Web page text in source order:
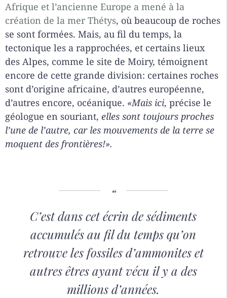
Afrique et l’ancienne Europe a mené à la
création de la mer Thétys, où beaucoup de roches
se sont formées. Mais, au fil du temps, la
tectonique les a rapprochées, et certains lieux
des Alpes, comme le site de Moiry, témoignent
encore de cette grande division: certaines roches
sont d’origine africaine, d’autres européenne,
d’autres encore, océanique. «Mais ici, précise le
géologue en souriant, elles sont toujours proches
l’une de l’autre, car les mouvements de la terre se
moquent des frontières!».
C’est dans cet écrin de sédiments
accumulés au fil du temps qu’on
retrouve les fossiles d’ammonites et
autres êtres ayant vécu il y a des
millions d’années.